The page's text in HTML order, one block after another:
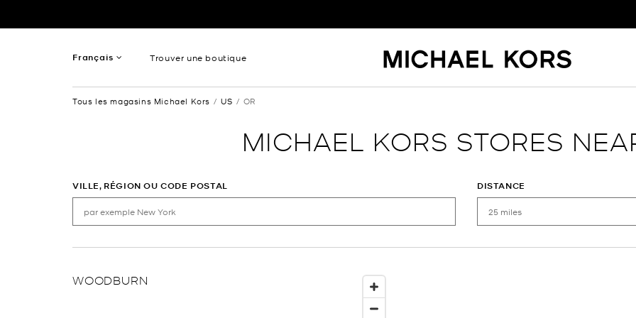
Français Trouver une boutique
Tous les magasins Michael Kors US OR
MICHAEL KORS STORES
VILLE, RÉGION OU CODE POSTAL DISTANCE
WOODBURN